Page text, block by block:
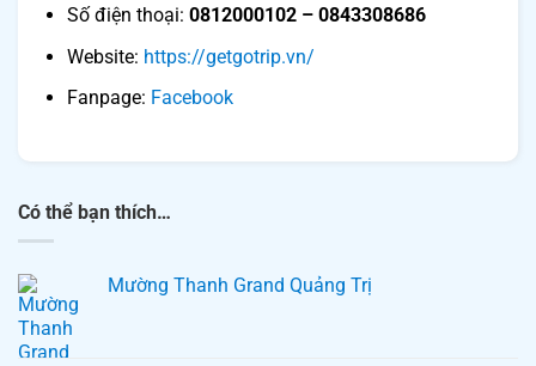
Số điện thoại: 0812000102 – 0843308686
Website: https://getgotrip.vn/
Fanpage: ​​ Facebook
Có thể bạn thích…
Mường Thanh Grand Quảng Trị